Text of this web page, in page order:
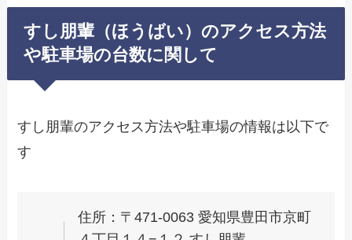
すし朋輩（ほうばい）のアクセス方法
や駐車場の台数に関して
すし朋輩のアクセス方法や駐車場の情報は以下で
す
住所：〒471-0063 愛知県豊田市京町